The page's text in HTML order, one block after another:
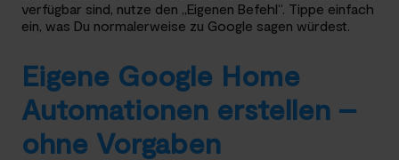
verfügbar sind, nutze den „Eigenen Befehl“. Tippe einfach
ein, was Du normalerweise zu Google sagen würdest.
Eigene Google Home
Automationen erstellen –
ohne Vorgaben